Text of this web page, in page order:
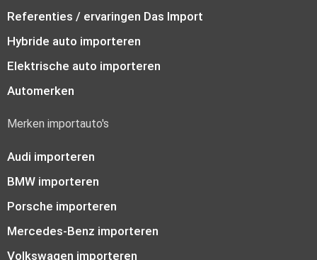
Referenties / ervaringen Das Import
Hybride auto importeren
Elektrische auto importeren
Automerken
Merken importauto's
Audi importeren
BMW importeren
Porsche importeren
Mercedes-Benz importeren
Volkswagen importeren